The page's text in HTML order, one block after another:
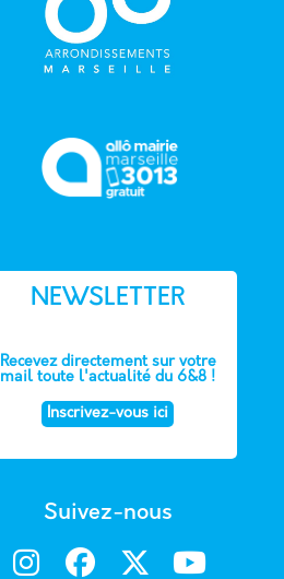
NEWSLETTER
Recevez directement sur votre
mail toute l'actualité du 6&8 !
Inscrivez-vous ici
Suivez-nous